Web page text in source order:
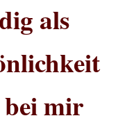
als
bei mir